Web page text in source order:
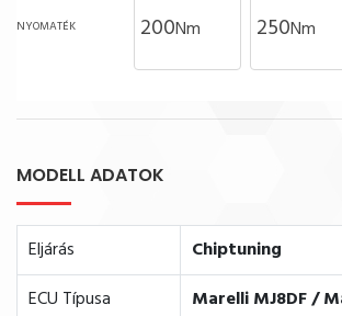
NYOMATÉK 200Nm 250Nm
MODELL ADATOK
Eljárás
Chiptuning
ECU Típusa
Marelli MJ8DF /